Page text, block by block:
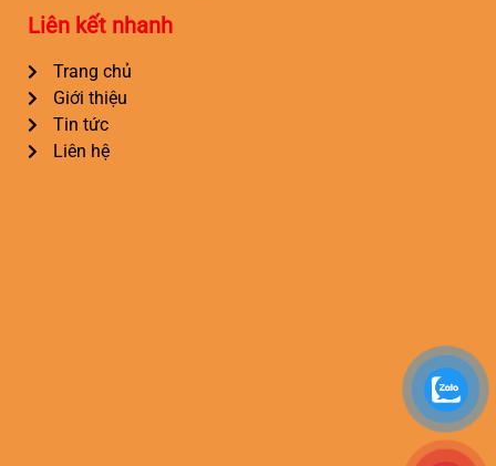
Liên kết nhanh
Trang chủ
Giới thiệu
Tin tức
Liên hệ